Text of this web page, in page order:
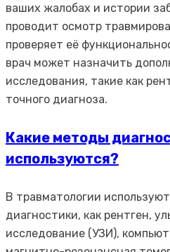
ваших жалобах и истории
проводит осмотр
проверяет её
врач может назначить
исследования, такие как
точного диагноза.
Какие методы
используются?
В травматологии
диагностики, как рентген,
исследование (УЗИ),